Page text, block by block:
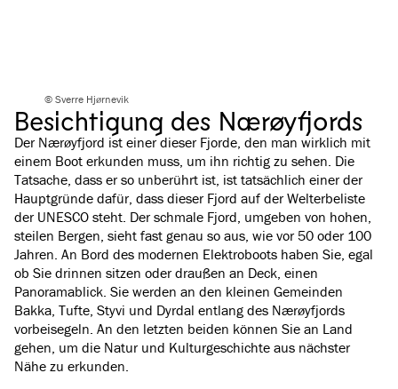
© Sverre Hjørnevik
Besichtigung des Nærøyfjords
Der Nærøyfjord ist einer dieser Fjorde, den man wirklich mit
einem Boot erkunden muss, um ihn richtig zu sehen. Die
Tatsache, dass er so unberührt ist, ist tatsächlich einer der
Hauptgründe dafür, dass dieser Fjord auf der Welterbeliste
der UNESCO steht. Der schmale Fjord, umgeben von hohen,
steilen Bergen, sieht fast genau so aus, wie vor 50 oder 100
Jahren. An Bord des modernen Elektroboots haben Sie, egal
ob Sie drinnen sitzen oder draußen an Deck, einen
Panoramablick. Sie werden an den kleinen Gemeinden
Bakka, Tufte, Styvi und Dyrdal entlang des Nærøyfjords
vorbeisegeln. An den letzten beiden können Sie an Land
gehen, um die Natur und Kulturgeschichte aus nächster
Nähe zu erkunden.